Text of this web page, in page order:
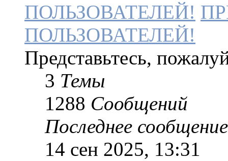
ПОЛЬЗОВАТЕЛЕЙ!
ПОЛЬЗОВАТЕЛЕЙ!
Представьтесь,
3 Темы
1288 Сообщений
Последнее сообщение
14 сен 2025, 13:31